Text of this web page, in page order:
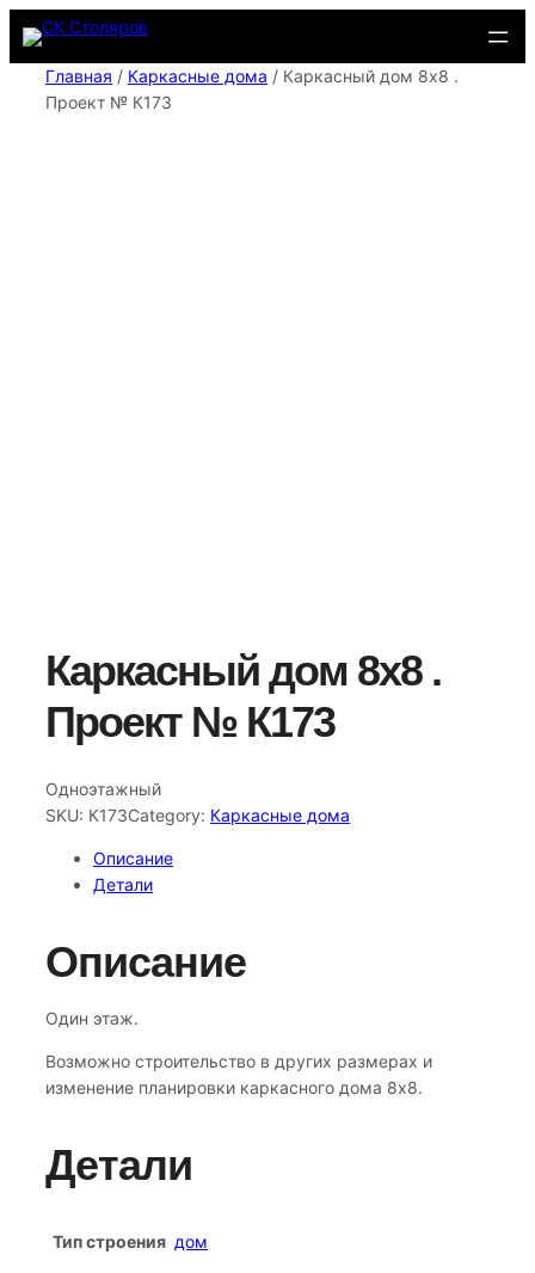
Перейти
содержимому
Главная / Каркасные дома / Каркасный дом 8х8 .
Проект № К173
Каркасный дом 8х8 .
Проект № К173
Одноэтажный
SKU: К173Category: Каркасные дома
Описание
Детали
Описание
Один этаж.
Возможно строительство в других размерах и
изменение планировки каркасного дома 8х8.
Детали
Тип строения дом